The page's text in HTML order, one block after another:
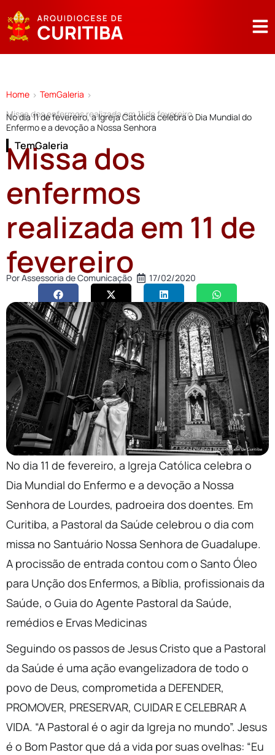
Home > TemGaleria >
Missa dos enfermos realizada em 11 de fevereiro
No dia 11 de fevereiro, a Igreja Católica celebra o Dia Mundial do
Enfermo e a devoção a Nossa Senhora
TemGaleria
Missa dos
enfermos
realizada em 11 de
fevereiro
PorAssessoria de Comunicação 17/02/2020
No dia 11 de fevereiro, a Igreja Católica celebra o
Dia Mundial do Enfermo e a devoção a Nossa
Senhora de Lourdes, padroeira dos doentes. Em
Curitiba, a Pastoral da Saúde celebrou o dia com
missa no Santuário Nossa Senhora de Guadalupe.
A procissão de entrada contou com o Santo Óleo
para Unção dos Enfermos, a Bíblia, profissionais da
Saúde, o Guia do Agente Pastoral da Saúde,
remédios e Ervas Medicinas
Seguindo os passos de Jesus Cristo que a Pastoral
da Saúde é uma ação evangelizadora de todo o
povo de Deus, comprometida a DEFENDER,
PROMOVER, PRESERVAR, CUIDAR E CELEBRAR A
VIDA. “A Pastoral é o agir da Igreja no mundo”. Jesus
é o Bom Pastor que dá a vida por suas ovelhas: “Eu